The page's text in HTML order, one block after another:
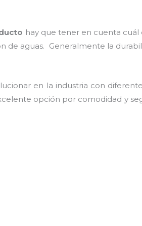
hay que tener en cuenta
de aguas. Generalmente la
en la industria con
opción por comodidad y